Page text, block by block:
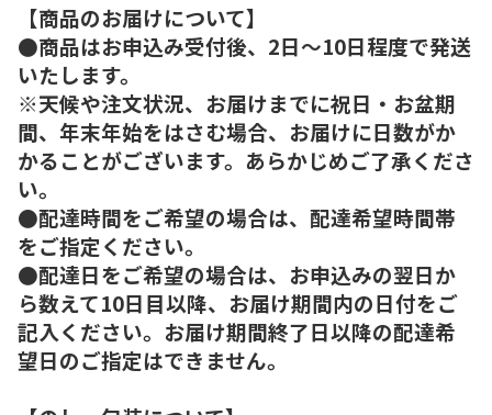
【商品のお届けについて】
●商品はお申込み受付後、2日～10日程度で発送
いたします。
※天候や注文状況、お届けまでに祝日・お盆期
間、年末年始をはさむ場合、お届けに日数がか
かることがございます。あらかじめご了承くださ
い。
●配達時間をご希望の場合は、配達希望時間帯
をご指定ください。
●配達日をご希望の場合は、お申込みの翌日か
ら数えて10日目以降、お届け期間内の日付をご
記入ください。お届け期間終了日以降の配達希
望日のご指定はできません。